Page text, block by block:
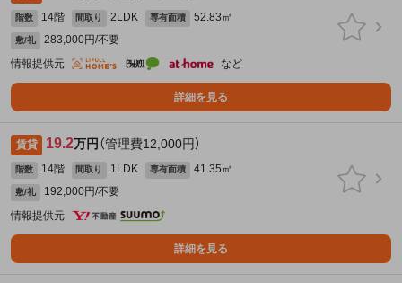
階数 14階 間取り 2LDK 専有面積 52.83㎡
敷/礼
283,000円/不要
情報提供元
など
詳細を見る
賃貸 19.2万円 （管理費12,000円）
階数 14階 間取り 1LDK 専有面積 41.35㎡
敷/礼
192,000円/不要
情報提供元
詳細を見る